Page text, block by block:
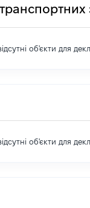
об'єкти для
об'єкти для